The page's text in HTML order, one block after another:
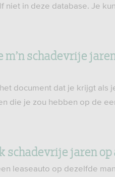
niet in deze database. Je
m’n schadevrije
document dat je krijgt
die je zou hebben op de
schadevrije jaren
leaseauto op dezelfde